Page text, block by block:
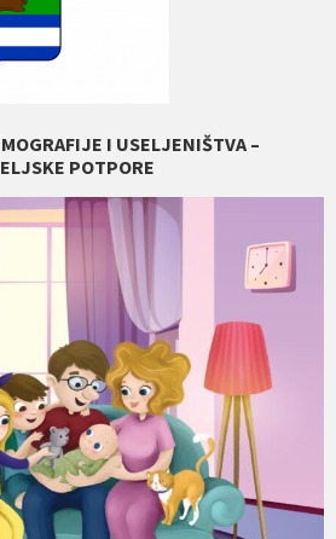
I USELJENIŠTVA –
POTPORE